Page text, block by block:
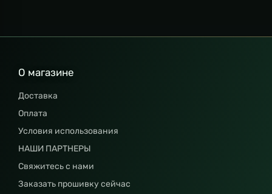
О магазине
Доставка
Оплата
Условия использования
НАШИ ПАРТНЕРЫ
Свяжитесь с нами
Заказать прошивку сейчас